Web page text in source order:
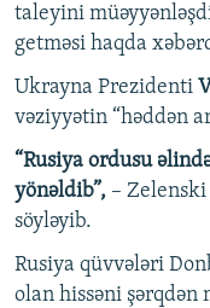
taleyini
getməsi haqda
Ukrayna Prezidenti
vəziyyətin “həddən
“Rusiya ordusu
yönəldib”, – Zelenski
söyləyib.
Rusiya qüvvələri
olan hissəni şərqdən